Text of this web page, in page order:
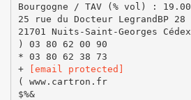
Bourgogne / TAV (% vol) : 19.00
25 rue du Docteur LegrandBP 28
21701 Nuits-Saint-Georges Cédex
) 03 80 62 00 90
* 03 80 62 38 73
+
[email protected]
( www.cartron.fr
$%&